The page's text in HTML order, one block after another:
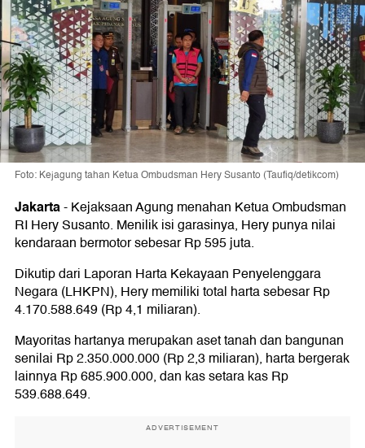
Foto: Kejagung tahan Ketua Ombudsman Hery Susanto (Taufiq/detikcom)
Jakarta-Kejaksaan Agung menahan Ketua Ombudsman
RI Hery Susanto. Menilik isi garasinya, Hery punya nilai
kendaraan bermotor sebesar Rp 595 juta.
Dikutip dari Laporan Harta Kekayaan Penyelenggara
Negara (LHKPN), Hery memiliki total harta sebesar Rp
4.170.588.649 (Rp 4,1 miliaran).
Mayoritas hartanya merupakan aset tanah dan bangunan
senilai Rp 2.350.000.000 (Rp 2,3 miliaran), harta bergerak
lainnya Rp 685.900.000, dan kas setara kas Rp
539.688.649.
ADVERTISEMENT